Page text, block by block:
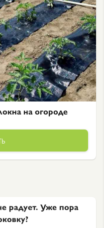
на огороде
радует. Уже пора